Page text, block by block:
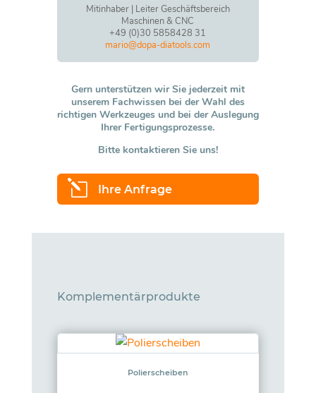
Mitinhaber | Leiter Geschäftsbereich
Maschinen & CNC
+49 (0)30 5858428 31
mario@dopa-diatools.com
Gern unterstützen wir Sie jederzeit mit
unserem Fachwissen bei der Wahl des
richtigen Werkzeuges und bei der Auslegung
Ihrer Fertigungsprozesse.
Bitte kontaktieren Sie uns!
l Ihre Anfrage
Komplementärprodukte
Polierscheiben